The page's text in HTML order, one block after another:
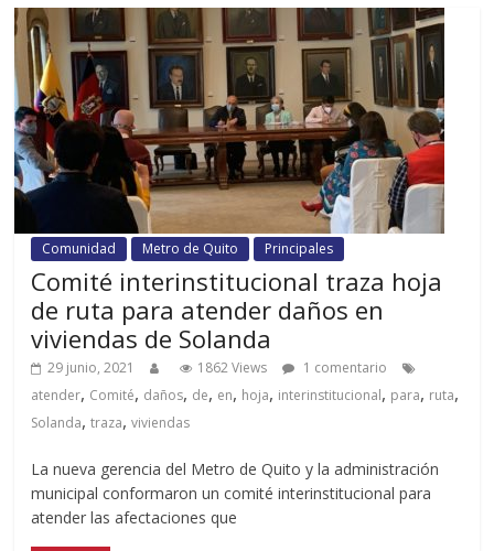
Comunidad Metro de Quito Principales
Comité interinstitucional traza hoja
de ruta para atender daños en
viviendas de Solanda
29 junio, 2021 1862 Views
1 comentario
atender, Comité, daños, de, en, hoja, interinstitucional, para, ruta,
Solanda,traza,viviendas
La nueva gerencia del Metro de Quito y la administración
municipal conformaron un comité interinstitucional para
atender las afectaciones que